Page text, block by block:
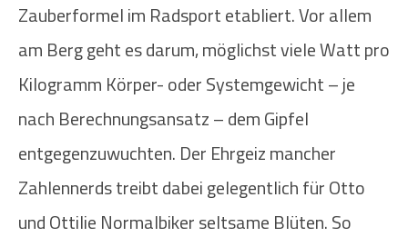
Zauberformel im Radsport etabliert. Vor allem
am Berg geht es darum, möglichst viele Watt pro
Kilogramm Körper- oder Systemgewicht – je
nach Berechnungsansatz – dem Gipfel
entgegenzuwuchten. Der Ehrgeiz mancher
Zahlennerds treibt dabei gelegentlich für Otto
und Ottilie Normalbiker seltsame Blüten. So